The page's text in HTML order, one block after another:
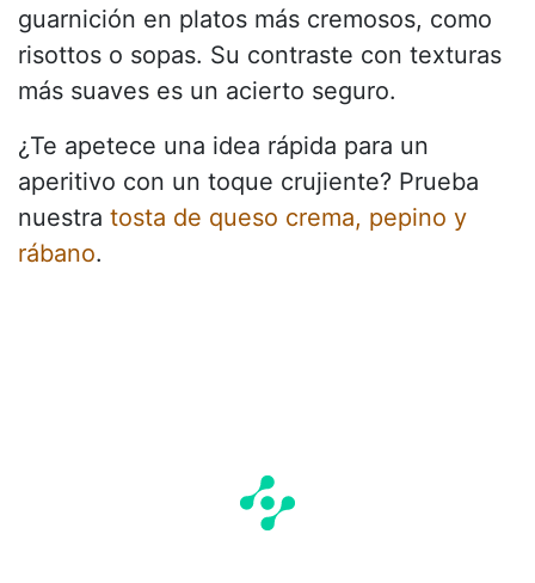
guarnición en platos más cremosos, como
risottos o sopas. Su contraste con texturas
más suaves es un acierto seguro.
¿Te apetece una idea rápida para un
aperitivo con un toque crujiente? Prueba
nuestra tosta de queso crema, pepino y
rábano.